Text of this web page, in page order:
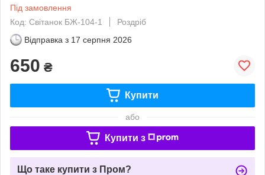
Під замовлення
Код: Світанок БЖ-104-1
Роздріб
Відправка з 17 серпня 2026
650 ₴
Купити
або
Купити з
Що таке купити з Пром?